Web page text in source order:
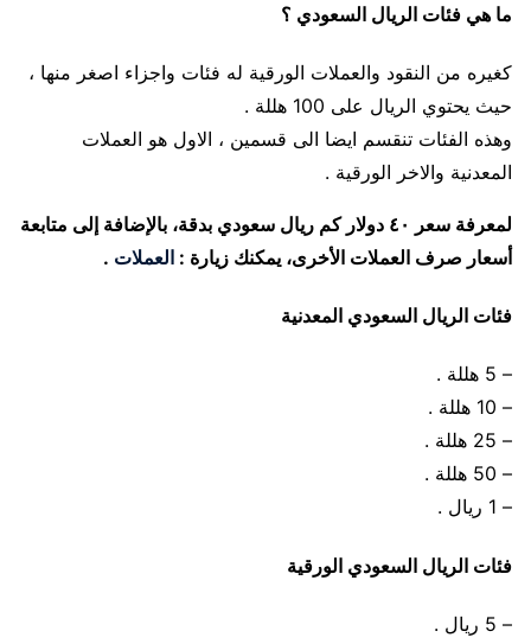
ما هي فئات الريال السعودي ؟
كغيره من النقود والعملات الورقية له فئات واجزاء اصغر منها ،
حيث يحتوي الريال على 100 هللة .
وهذه الفئات تنقسم ايضا الى قسمين ، الاول هو العملات
المعدنية والاخر الورقية .
لمعرفة سعر ٤٠ دولار كم ريال سعودي بدقة، بالإضافة إلى متابعة
أسعار صرف العملات الأخرى، يمكنك زيارة : العملات .
فئات الريال السعودي المعدنية
– 5 هللة .
– 10 هللة .
– 25 هللة .
– 50 هللة .
– 1 ريال .
فئات الريال السعودي الورقية
– 5 ريال .